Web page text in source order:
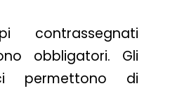
obbligatori. Gli
permettono di